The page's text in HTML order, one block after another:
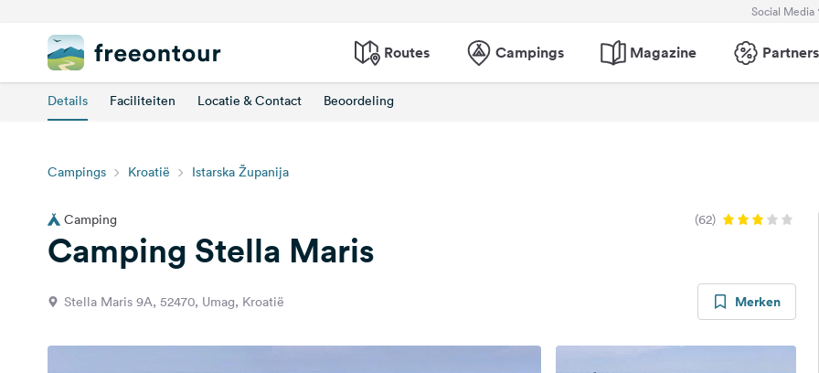
Social Media
Routes Campings Magazine Partners
Details Faciliteiten Locatie & Contact Beoordeling
Campings Kroatië Istarska Županija
Camping (62)
Camping Stella Maris
Stella Maris 9A, 52470, Umag, Kroatië Merken